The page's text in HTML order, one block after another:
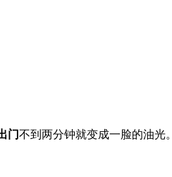
门不到两分钟就变成一脸的油光。